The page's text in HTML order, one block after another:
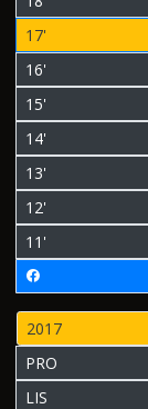
17'
16'
15'
14'
13'
12'
11'
2017
PRO
LIS